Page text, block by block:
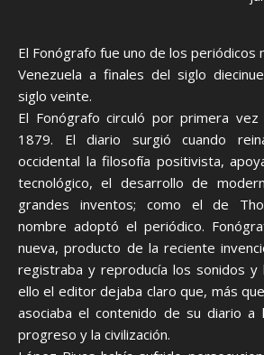
El Fonógrafo fue uno de los
Venezuela a finales del siglo
siglo veinte.
El Fonógrafo circuló por primera
1879. El diario surgió cuando
occidental la filosofía positivista,
tecnológico, el desarrollo de
grandes inventos; como el de
nombre adoptó el periódico.
nueva, producto de la reciente
registraba y reproducía los sonidos y
ello el editor dejaba claro que, más
asociaba el contenido de su diario a
progreso y la civilización.